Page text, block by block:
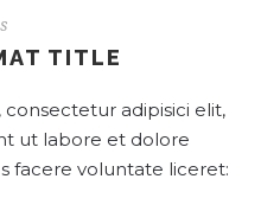
TITLE
adipisici elit,
ut labore et dolore
facere voluntate liceret: